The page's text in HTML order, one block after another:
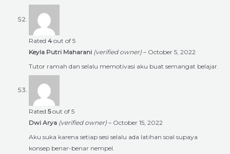
Rated 4 out of 5
Keyla Putri Maharani (verified owner) – October 5, 2022
Tutor ramah dan selalu memotivasi aku buat semangat belajar.
Rated 5out of 5
Dwi Arya (verified owner) – October 15, 2022
Aku suka karena setiap sesi selalu ada latihan soal supaya
konsep benar-benar nempel.